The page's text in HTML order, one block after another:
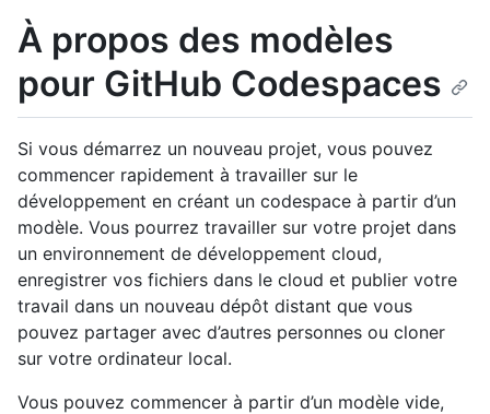
À propos des modèles
pour GitHub Codespaces
Si vous démarrez un nouveau projet, vous pouvez
commencer rapidement à travailler sur le
développement en créant un codespace à partir d’un
modèle. Vous pourrez travailler sur votre projet dans
un environnement de développement cloud,
enregistrer vos fichiers dans le cloud et publier votre
travail dans un nouveau dépôt distant que vous
pouvez partager avec d’autres personnes ou cloner
sur votre ordinateur local.
Vous pouvez commencer à partir d’un modèle vide,